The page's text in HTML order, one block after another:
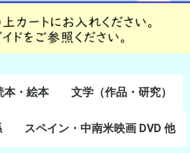
本・絵本 文学（作品・研究）
スペイン語文学
ポルトガル語文学
カタルーニャ文学
バスク文学
その他
スペイン・中南米映画 DVD 他